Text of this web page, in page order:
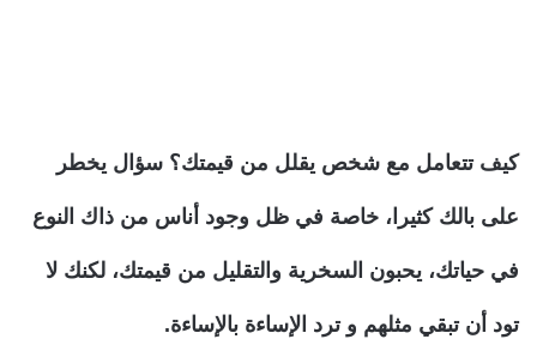
كيف تتعامل مع شخص يقلل من قيمتك؟ سؤال يخطر
على بالك كثيرا، خاصة في ظل وجود أناس من ذاك النوع
في حياتك، يحبون السخرية والتقليل من قيمتك، لكنك لا
تود أن تبقي مثلهم و ترد الإساءة بالإساءة.